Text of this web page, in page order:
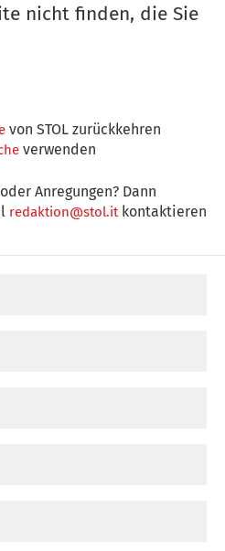
nicht finden, die Sie
von STOL zurückkehren
verwenden
Anregungen? Dann
redaktion@stol.itkontaktieren